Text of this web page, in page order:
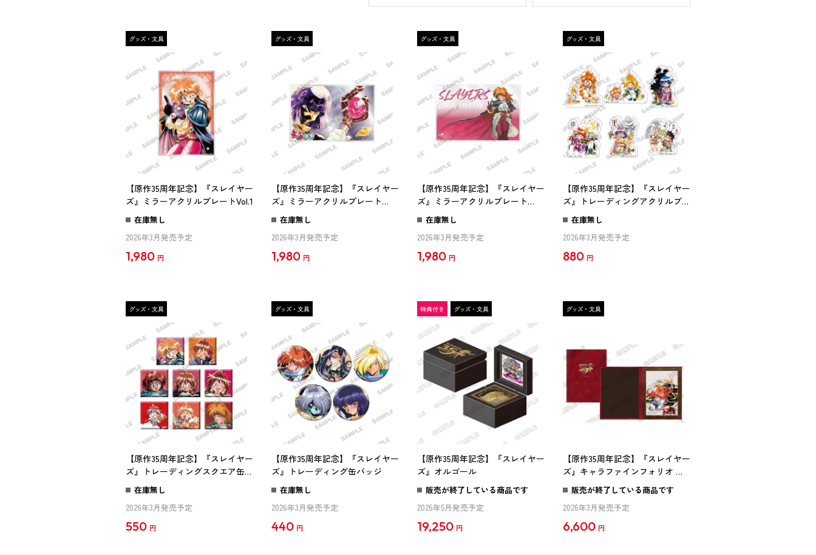
【原作35周年記念】『スレイヤー
ズ』ミラーアクリルプレートVol.1
在庫無し
2026年3月発売予定
1,980 円
【原作35周年記念】『スレイヤー
ズ』ミラーアクリルプレート
Vol.2
在庫無し
2026年3月発売予定
1,980 円
【原作35周年記念】『スレイヤー
ズ』ミラーアクリルプレート
Vol.3
在庫無し
2026年3月発売予定
1,980 円
【原作35周年記念】『スレイヤー
ズ』トレーディングアクリルブロ
ック
在庫無し
2026年3月発売予定
880 円
【原作35周年記念】『スレイヤー
ズ』トレーディングスクエア缶バ
ッジ
在庫無し
2026年3月発売予定
550 円
【原作35周年記念】『スレイヤー
ズ』トレーディング缶バッジ
在庫無し
2026年3月発売予定
440 円
【原作35周年記念】『スレイヤー
ズ』オルゴール
販売が終了している商品です
2026年5月発売予定
19,250 円
【原作35周年記念】『スレイヤー
ズ』キャラファインフォリオ リ
ナ＆ガウリイ
販売が終了している商品です
2026年3月発売予定
6,600 円